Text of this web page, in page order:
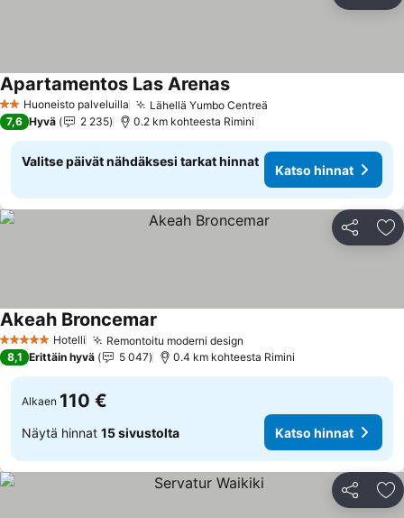
2 Tähtiluokitus
Huoneisto palveluilla Lähellä Yumbo Centreä
Apartamentos Las Arenas
7,6 Hyvä 2 235 0.2 km kohteesta Rimini
Valitse päivät nähdäksesi tarkat hinnat
Katso hinnat
Jaa
5 Tähtiluokitus
Hotelli Remontoitu moderni design
Akeah Broncemar
8,1 Erittäin hyvä 5 047 0.4 km kohteesta Rimini
Alkaen 110 €
Näytä hinnat 15 sivustolta Katso hinnat
Jaa